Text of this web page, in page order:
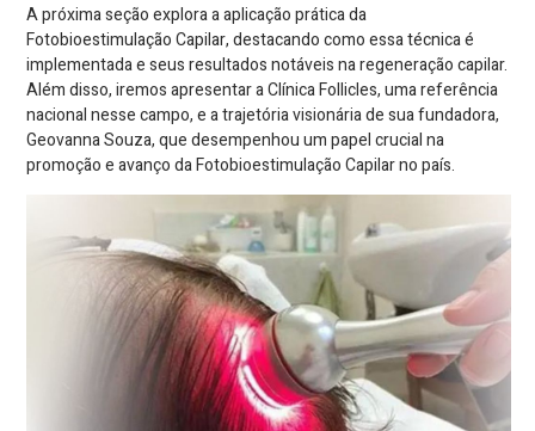
A próxima seção explora a aplicação prática da
Fotobioestimulação Capilar, destacando como essa técnica é
implementada e seus resultados notáveis na regeneração capilar.
Além disso, iremos apresentar a Clínica Follicles, uma referência
nacional nesse campo, e a trajetória visionária de sua fundadora,
Geovanna Souza, que desempenhou um papel crucial na
promoção e avanço da Fotobioestimulação Capilar no país.